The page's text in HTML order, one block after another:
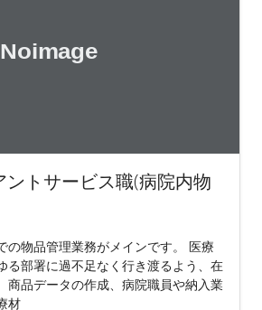
ントサービス職(病院内物
の物品管理業務がメインです。 医療
る部署に過不足なく行き渡るよう、在
商品データの作成、病院職員や納入業
材